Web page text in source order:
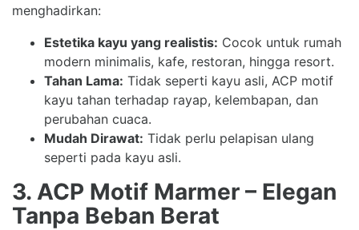
menghadirkan:
Estetika kayu yang realistis: Cocok untuk rumah
modern minimalis, kafe, restoran, hingga resort.
Tahan Lama: Tidak seperti kayu asli, ACP motif
kayu tahan terhadap rayap, kelembapan, dan
perubahan cuaca.
Mudah Dirawat: Tidak perlu pelapisan ulang
seperti pada kayu asli.
3. ACP Motif Marmer – Elegan
Tanpa Beban Berat